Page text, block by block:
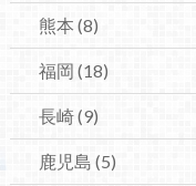
熊本 (8)
福岡 (18)
長崎(9)
鹿児島 (5)